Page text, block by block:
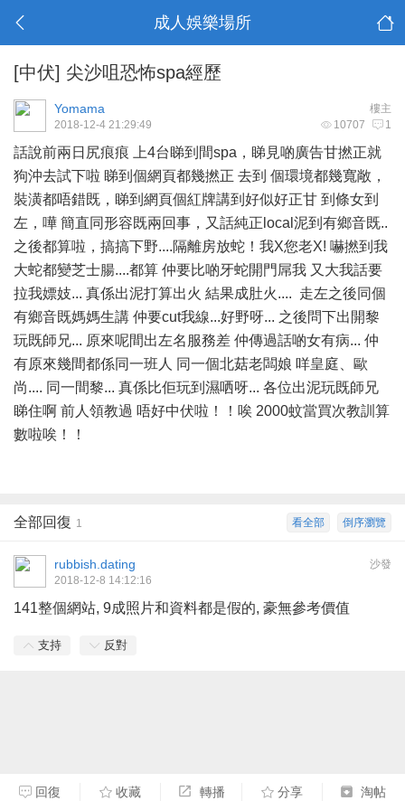
成人娛樂場所
[中伏] 尖沙咀恐怖spa經歷
樓主
Yomama
10707 1
2018-12-4 21:29:49
話說前兩日尻痕痕 上4台睇到間spa，睇見啲廣告甘撚正就
狗沖去試下啦 睇到個網頁都幾撚正 去到 個環境都幾寬敞，
裝潢都唔錯既，睇到網頁個紅牌講到好似好正甘 到條女到
左，嘩 簡直同形容既兩回事，又話純正local泥到有鄉音既..
之後都算啦，搞搞下野....隔離房放蛇！我X您老X! 嚇撚到我
大蛇都變芝士腸....都算 仲要比啲牙蛇開門屌我 又大我話要
拉我嫖妓... 真係出泥打算出火 結果成肚火.... 走左之後同個
有鄉音既媽媽生講 仲要cut我線...好野呀... 之後問下出開黎
玩既師兄... 原來呢間出左名服務差 仲傳過話啲女有病... 仲
有原來幾間都係同一班人 同一個北菇老闆娘 咩皇庭、歐
尚.... 同一間黎... 真係比佢玩到濕哂呀... 各位出泥玩既師兄
睇住啊 前人領教過 唔好中伏啦！！唉 2000蚊當買次教訓算
數啦唉！！
倒序瀏覽
看全部
全部回復 1
沙發
rubbish.dating
2018-12-8 14:12:16
141整個網站, 9成照片和資料都是假的, 豪無參考價值
支持 反對
回復 收藏 轉播 分享 淘帖